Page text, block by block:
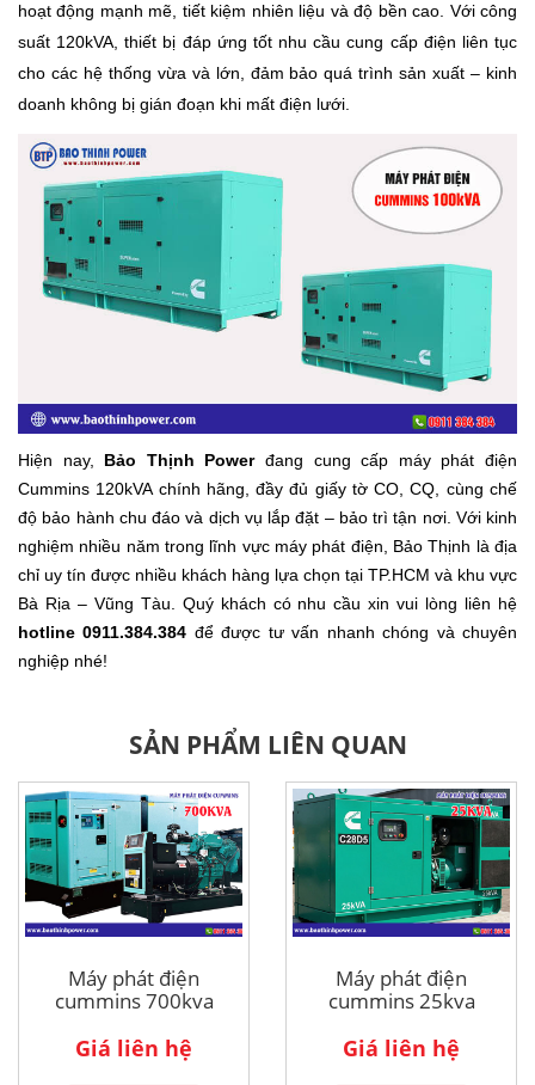
hoạt động mạnh mẽ, tiết kiệm nhiên liệu và độ bền cao. Với công
suất 120kVA, thiết bị đáp ứng tốt nhu cầu cung cấp điện liên tục
cho các hệ thống vừa và lớn, đảm bảo quá trình sản xuất – kinh
doanh không bị gián đoạn khi mất điện lưới.
Hiện nay, Bảo Thịnh Powerđang cung cấp máy phát điện
Cummins 120kVA chính hãng, đầy đủ giấy tờ CO, CQ, cùng chế
độ bảo hành chu đáo và dịch vụ lắp đặt – bảo trì tận nơi. Với kinh
nghiệm nhiều năm trong lĩnh vực máy phát điện, Bảo Thịnh là địa
chỉ uy tín được nhiều khách hàng lựa chọn tại TP.HCM và khu vực
Bà Rịa – Vũng Tàu. Quý khách có nhu cầu xin vui lòng liên hệ
hotline 0911.384.384 để được tư vấn nhanh chóng và chuyên
nghiệp nhé!
SẢN PHẨM LIÊN QUAN
Máy phát điện
cummins 700kva
Giá liên hệ
Máy phát điện
cummins 25kva
Giá liên hệ